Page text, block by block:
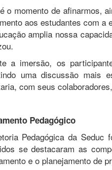
o momento de afinarmos,
aos estudantes com a
amplia nossa
a imersão, os
uma discussão mais
com seus
Pedagógico
Pedagógica da Seduc
se destacaram as
e o planejamento de